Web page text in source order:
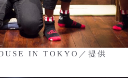
IN TOKYO／提供